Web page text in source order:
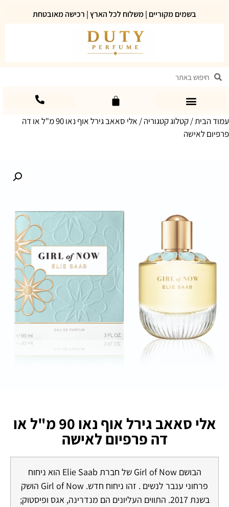
בשמים מקוריים | משלוח לכל הארץ | רכישה מאובטחת
עמוד הבית/קטלוג קטגוריה
/ אלי סאאב גירל אוף נאו 90 מ"ל או דה
פרפיום לאישה
אלי סאאב גירל אוף נאו 90 מ"ל או
דה פרפיום לאישה
הבושם Girl of Now של חברת Elie Saab הוא ניחוח
פרחוני ענבר לנשים . זהו ניחוח חדש. Girl of Now הושק
בשנת 2017. התווים העליונים הם מנדרינה, אגס ופיסטוק;